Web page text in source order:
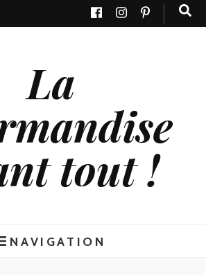
La
tout !
NAVIGATION